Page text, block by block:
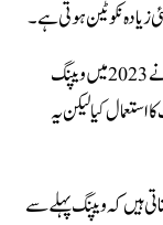
نکوٹین ہوتی ہے۔
امریکا میں 16 لاکھ سے زیادہ مڈل اور ہائی اسکولوں کے طلبا نے 2023 میں ویپنگ
بخارات کا استعمال کیا لیکن یہ
ہیں کہ ویپنگ پہلے سے